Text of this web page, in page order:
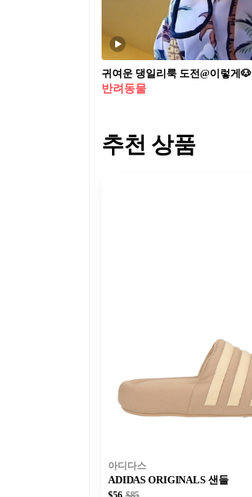
귀여운 댕일리룩 도전@이렇게🐶
반려동물
추천 상품
아디다스
ADIDAS ORIGINALS 샌들